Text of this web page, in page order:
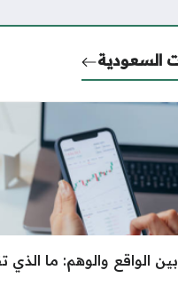
السعودية
الواقع والوهم: ما الذي